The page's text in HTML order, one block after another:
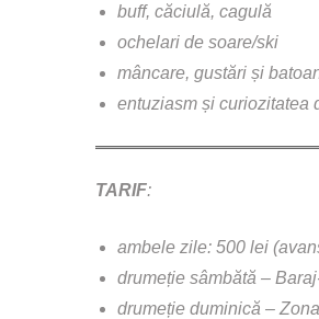
buff, căciulă, cagulă
ochelari de soare/ski
mâncare, gustări și
entuziasm și curiozitatea
TARIF:
ambele zile: 500 lei
drumeție sâmbătă –
drumeție duminică –